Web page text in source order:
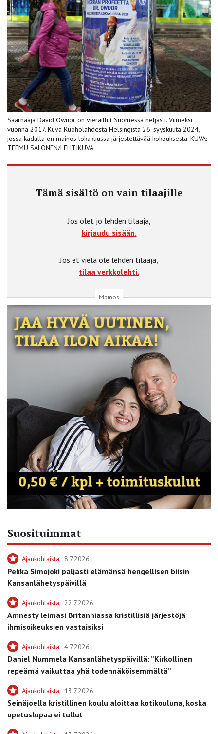
Saarnaaja David Owuor on vieraillut Suomessa neljästi. Viimeksi
vuonna 2017. Kuva Ruoholahdesta Helsingistä 26. syyskuuta 2024,
jossa kadulla on mainos lokakuussa järjestettävää kokouksesta. KUVA:
TEEMU SALONEN/LEHTIKUVA
Tämä sisältö on vain tilaajille
Jos olet jo lehden tilaaja,
kirjaudu sisään.
Jos et vielä ole lehden tilaaja,
tilaa verkkolehti.
Mainos
Suosituimmat
Ajankohtaista 8.7.2026
Pekka Simojoki paljasti elämänsä hengellisen biisin
Kansanlähetyspäivillä
Ajankohtaista 22.7.2026
Amnesty leimasi Britanniassa kristillisiä järjestöjä
ihmisoikeuksien vastaisiksi
Ajankohtaista 4.7.2026
Daniel Nummela Kansanlähetyspäivillä: ”Kirkollinen
repeämä vaikuttaa yhä todennäköisemmältä”
Ajankohtaista 13.7.2026
Seinäjoella kristillinen koulu aloittaa kotikouluna, koska
opetuslupaa ei tullut